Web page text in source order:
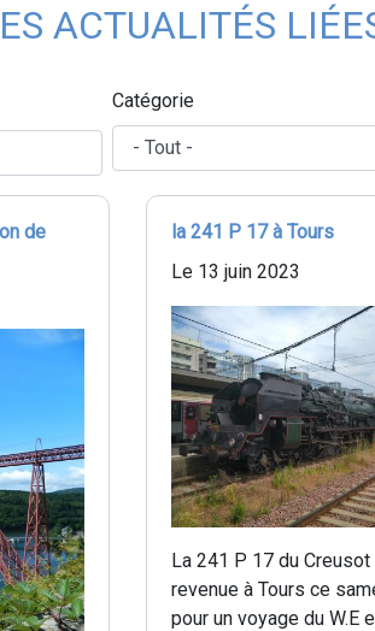
ACTUALITÉS
Catégorie
de
la 241 P 17 à Tours
Le 13 juin 2023
La 241 P 17 du
revenue à Tours ce
pour un voyage du W.E